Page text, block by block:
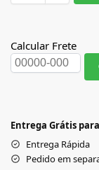
Calcular Frete
Entrega Grátis
Entrega Rápida
Pedido em